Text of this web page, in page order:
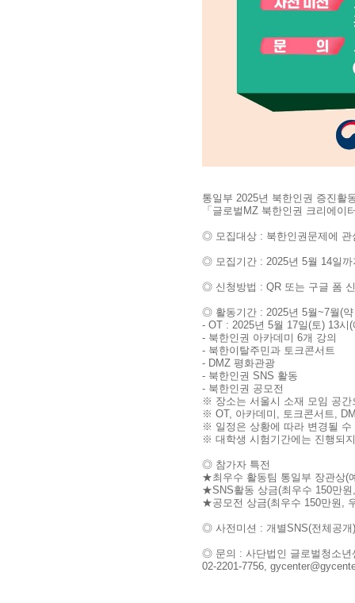
통일부 2025년 북한인권 증진활
「글로벌MZ 북한인권 크리에이
◎ 모집대상 : 북한인권문제에 관
◎ 모집기간 : 2025년 5월 14일까
◎ 신청방법 : QR 또는 구글 폼
◎ 활동기간 : 2025년 5월~7월(약
- OT : 2025년 5월 17일(토) 13시(
- 북한인권 아카데미 6개 강의
- 북한이탈주민과 토크콘서트
- DMZ 평화관광
- 북한인권 SNS 활동
- 북한인권 공모전
※ 장소는 서울시 소재 모임 공간
※ OT, 아카데미, 토크콘서트,
※ 일정은 상황에 따라 변경될
※ 대학생 시험기간에는 진행되
◎ 참가자 특전
★최우수 활동팀 통일부 장관상(
★SNS활동 상금(최우수 150만원
★공모전 상금(최우수 150만원,
◎ 사전미션 : 개별SNS(전체공개
◎ 문의 : 사단법인 글로벌청소년
02-2201-7756,